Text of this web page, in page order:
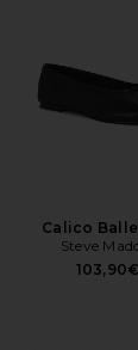
Calico
Steve
103,90€